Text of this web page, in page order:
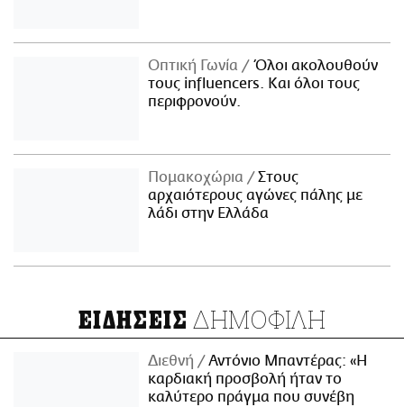
Οπτική Γωνία
Όλοι ακολουθούν
τους influencers. Και όλοι τους
περιφρονούν.
Πομακοχώρια
Στους
αρχαιότερους αγώνες πάλης με
λάδι στην Ελλάδα
ΕΙΔΗΣΕΙΣ ΔΗΜΟΦΙΛΗ
Διεθνή
Αντόνιο Μπαντέρας: «Η
καρδιακή προσβολή ήταν το
καλύτερο πράγμα που συνέβη